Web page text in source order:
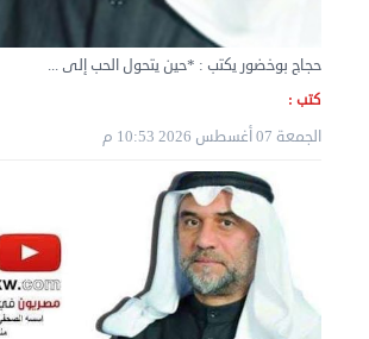
نقل عفش الكويت 50636444 فك وتركيب ايكيا محلي ...
حجاج بوخضور يكتب : *حين يتحول الحب إلى ...
كتب :
الجمعة 07 أغسطس 2026 10:53 م